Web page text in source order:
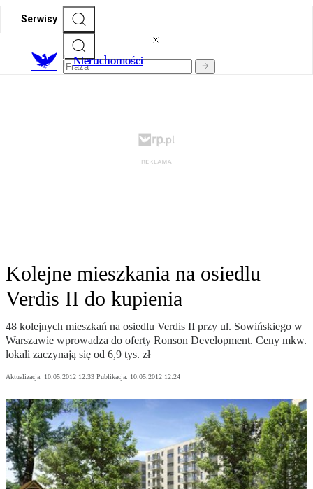
Serwisy
Nieruchomości
Kolejne mieszkania na osiedlu
Verdis II do kupienia
48 kolejnych mieszkań na osiedlu Verdis II przy ul. Sowińskiego w
Warszawie wprowadza do oferty Ronson Development. Ceny mkw.
lokali zaczynają się od 6,9 tys. zł
Aktualizacja: 10.05.2012 12:33 Publikacja: 10.05.2012 12:24